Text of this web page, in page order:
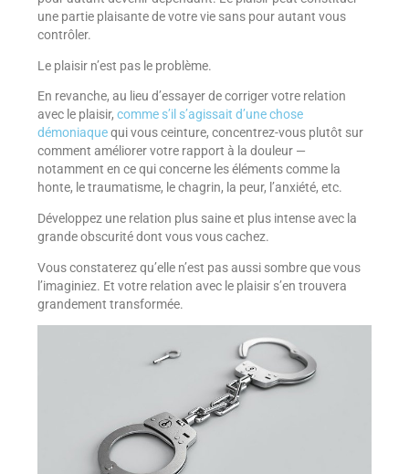
une partie plaisante de votre vie sans pour autant vous
contrôler.
Le plaisir n’est pas le problème.
En revanche, au lieu d’essayer de corriger votre relation
avec le plaisir, comme s’il s’agissait d’une chose
démoniaquequi vous ceinture, concentrez-vous plutôt sur
comment améliorer votre rapport à la douleur —
notamment en ce qui concerne les éléments comme la
honte, le traumatisme, le chagrin, la peur, l’anxiété, etc.
Développez une relation plus saine et plus intense avec la
grande obscurité dont vous vous cachez.
Vous constaterez qu’elle n’est pas aussi sombre que vous
l’imaginiez. Et votre relation avec le plaisir s’en trouvera
grandement transformée.